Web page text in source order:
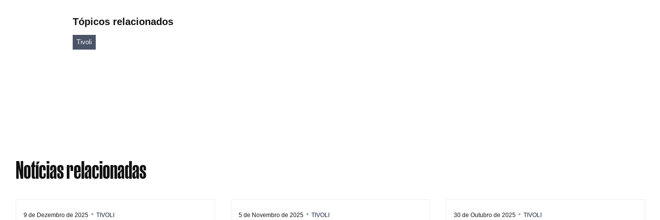
Tópicos relacionados
Tivoli
Notícias relacionadas
9 de Dezembro de 2025 TIVOLI 5 de Novembro de 2025 TIVOLI 30 de Outubro de 2025 TIVOLI